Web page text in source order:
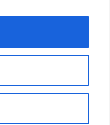
los derechos